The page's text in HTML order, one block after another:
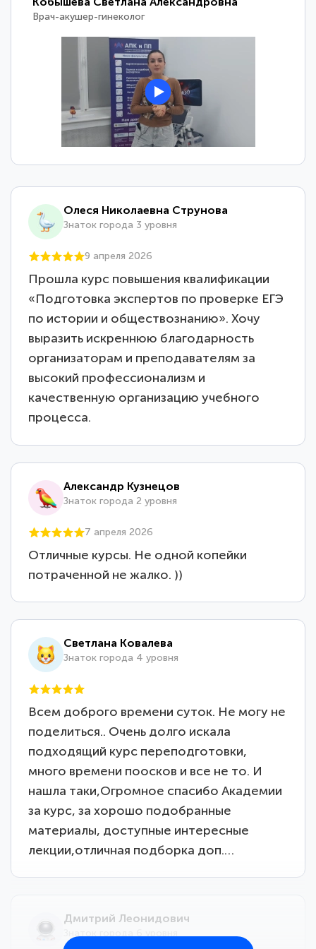
Врач-акушер-гинеколог
Олеся Николаевна Струнова
Знаток города 3 уровня
9 апреля 2026
Прошла курс повышения квалификации
«Подготовка экспертов по проверке ЕГЭ
по истории и обществознанию». Хочу
выразить искреннюю благодарность
организаторам и преподавателям за
высокий профессионализм и
качественную организацию учебного
процесса.
Александр Кузнецов
Знаток города 2 уровня
7 апреля 2026
Отличные курсы. Не одной копейки
потраченной не жалко. ))
Светлана Ковалева
Знаток города 4 уровня
Всем доброго времени суток. Не могу не
поделиться.. Очень долго искала
подходящий курс переподготовки,
много времени поосков и все не то. И
нашла таки,Огромное спасибо Академии
за курс, за хорошо подобранные
материалы, доступные интересные
лекции,отличная подборка доп.…
Дмитрий Леонидович